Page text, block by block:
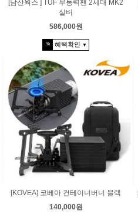
[남산웍스 ] TUF 무동력팬 2세대 MK2
실버
586,000원
% 혜택확인 ▼
[KOVEA] 코베아 컨테이너버너 블랙
140,000원